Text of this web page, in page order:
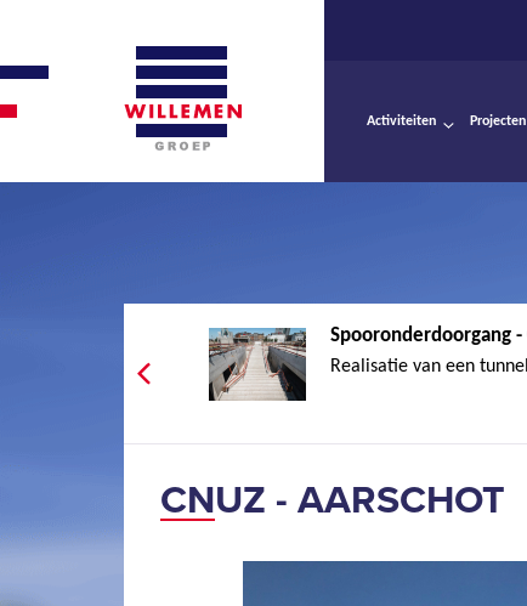
Activiteiten Projecten
Spooronderdoorgang
Realisatie van een
CNUZ - AARSCHOT